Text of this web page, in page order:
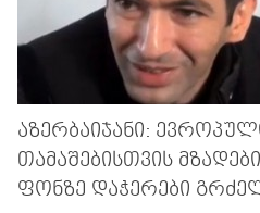
ᲐᲖᲔᲠᲑᲐᲘᲯᲐᲜᲘ:
ᲗᲐᲛᲐᲨᲔᲑᲘᲡᲗᲕᲘᲡ
ᲤᲝᲜᲖᲔ ᲓᲐᲭᲔᲠᲔᲑᲘ